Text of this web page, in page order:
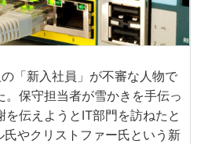
「新入社員」が不審な人物で
保守担当者が雪かきを手伝っ
伝えようとIT部門を訪ねたと
やクリストファー氏という新